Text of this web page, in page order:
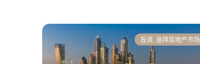
投资,迪拜房地产市场